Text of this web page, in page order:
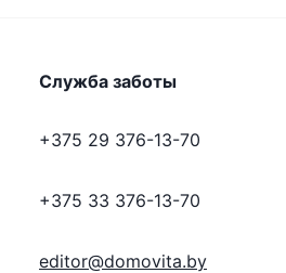
Служба заботы
+375 29 376-13-70
+375 33 376-13-70
editor@domovita.by